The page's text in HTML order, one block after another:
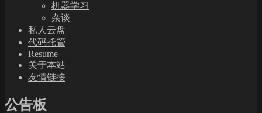
机器学习
杂谈
私人云盘
代码托管
Resume
关于本站
友情链接
公告板